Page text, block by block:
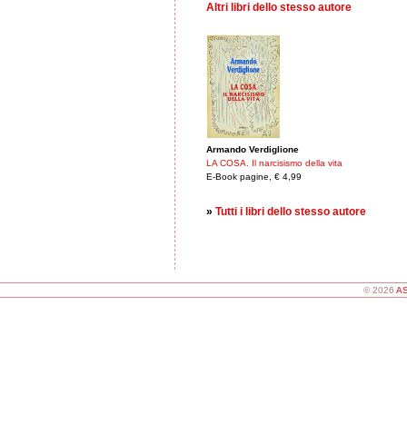
Altri libri dello stesso autore
Armando Verdiglione
LA COSA. Il narcisismo della vita
E-Book pagine, € 4,99
» Tutti i libri dello stesso autore
© 2026